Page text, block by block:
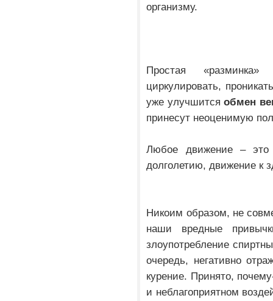
организму.
Простая «разминка»
циркулировать,
уже улучшитсяобмен
принесут неоценимую
Любое движение – это
долголетию, движение к
Никоим образом, не
наши вредные
злоупотребление
очередь, негативно
курение. Принято,
и неблагоприятном